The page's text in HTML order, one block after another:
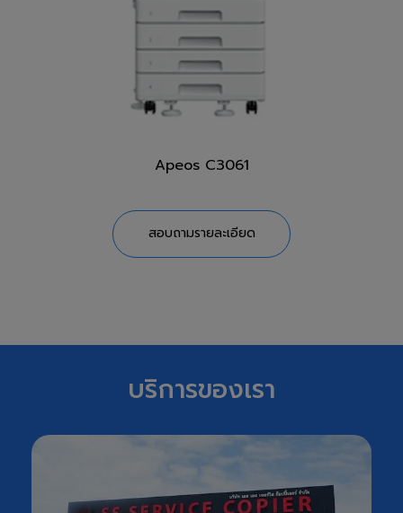
Apeos C3061
สอบถามรายละเอียด
บริการของเรา